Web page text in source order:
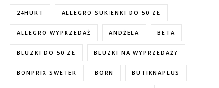
24HURT ALLEGRO SUKIENKI DO 50 ZŁ
ALLEGRO WYPRZEDAŻ ANDŻELA BETA
BLUZKI DO 50 ZŁ BLUZKI NA WYPRZEDAŻY
BONPRIX SWETER BORN BUTIKNAPLUS